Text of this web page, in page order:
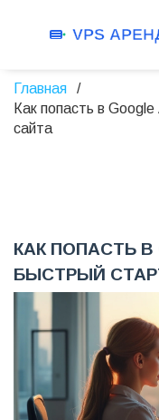
Главная
Как попасть в
сайта
КАК ПОПАСТЬ В
БЫСТРЫЙ